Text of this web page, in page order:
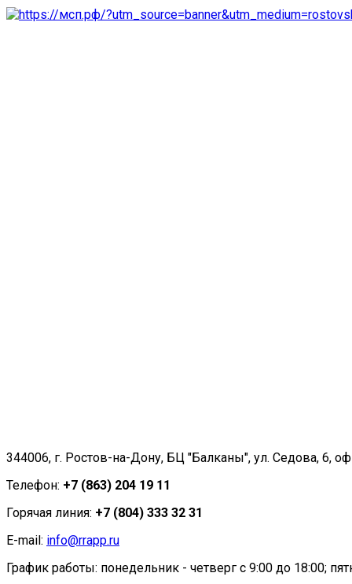
344006, г. Ростов-на-Дону, БЦ "Балканы", ул. Седова, 6,
Телефон: +7 (863) 204 19 11
Горячая линия: +7 (804) 333 32 31
E-mail: info@rrapp.ru
График работы: понедельник - четверг с 9:00 до 18:00;